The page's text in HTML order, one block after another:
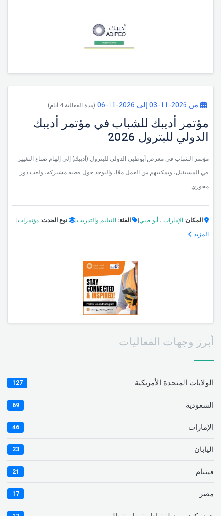
من 2026-11-03 إلى 2026-11-06 (مدة الفعالية 4 أيام)
مؤتمر أديبك للشباب في مؤتمر أديبك
الدولي للبترول 2026
مؤتمر الشباب في معرض أبوظبي الدولي للبترول (أديبك) إلى إلهام صناع التغيير
في المستقبل، وتمكينهم من العمل معًا، والتوحد حول قضية مشتركة، ولعب دور
محوري ...
المكان: الإمارات ، أبو ظبي الفئة: التعليم والتدريب نوع الحدث: مؤتمرات
المزيد
أبرز وجهات الفعاليات
الولايات المتحدة الأمريكية 127
السعودية 69
الإمارات 46
اليابان 23
فيتنام 21
مصر 17